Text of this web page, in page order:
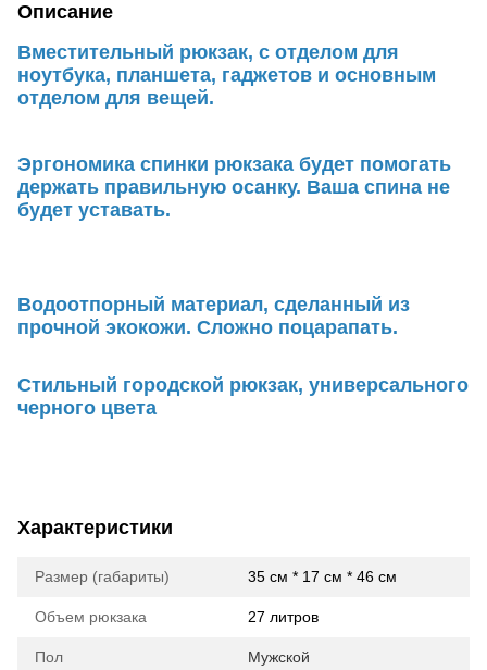
Описание
Вместительный рюкзак, с отделом для
ноутбука, планшета, гаджетов и основным
отделом для вещей.
Эргономика спинки рюкзака будет помогать
держать правильную осанку. Ваша спина не
будет уставать.
Водоотпорный материал, сделанный из
прочной экокожи. Сложно поцарапать.
Стильный городской рюкзак, универсального
черного цвета
Характеристики
Размер (габариты) 35 см * 17 см * 46 см
Объем рюкзака 27 литров
Пол Мужской